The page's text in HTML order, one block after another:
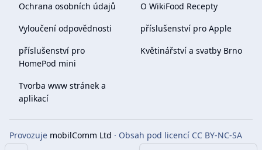
Ochrana osobních údajů
O WikiFood Recepty
Vyloučení odpovědnosti
příslušenství pro Apple
příslušenství pro
HomePod mini
Květinářství a svatby Brno
Tvorba www stránek a
aplikací
Provozuje mobilComm Ltd · Obsah pod licencí CC BY-NC-SA